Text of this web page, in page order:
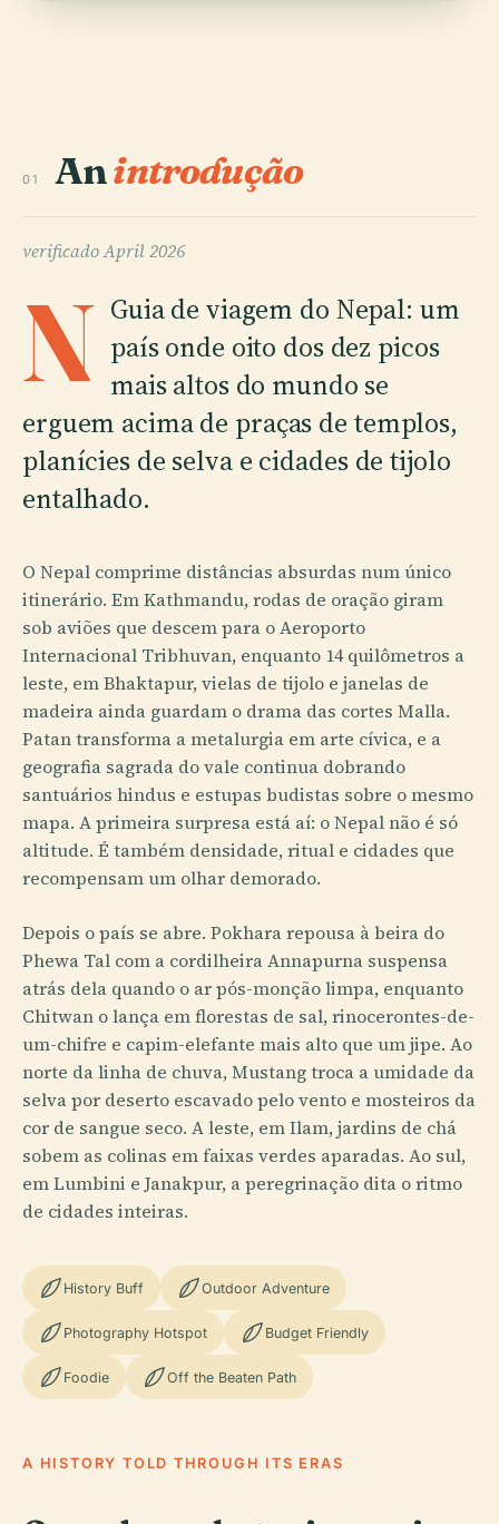
01 Anintrodução
verificadoApril 2026
N Guia de viagem do Nepal: um
país onde oito dos dez picos
mais altos do mundo se
erguem acima de praças de templos,
planícies de selva e cidades de tijolo
entalhado.
O Nepal comprime distâncias absurdas num único
itinerário. Em Kathmandu, rodas de oração giram
sob aviões que descem para o Aeroporto
Internacional Tribhuvan, enquanto 14 quilômetros a
leste, em Bhaktapur, vielas de tijolo e janelas de
madeira ainda guardam o drama das cortes Malla.
Patan transforma a metalurgia em arte cívica, e a
geografia sagrada do vale continua dobrando
santuários hindus e estupas budistas sobre o mesmo
mapa. A primeira surpresa está aí: o Nepal não é só
altitude. É também densidade, ritual e cidades que
recompensam um olhar demorado.
Depois o país se abre. Pokhara repousa à beira do
Phewa Tal com a cordilheira Annapurna suspensa
atrás dela quando o ar pós-monção limpa, enquanto
Chitwan o lança em florestas de sal, rinocerontes-de-
um-chifre e capim-elefante mais alto que um jipe. Ao
norte da linha de chuva, Mustang troca a umidade da
selva por deserto escavado pelo vento e mosteiros da
cor de sangue seco. A leste, em Ilam, jardins de chá
sobem as colinas em faixas verdes aparadas. Ao sul,
em Lumbini e Janakpur, a peregrinação dita o ritmo
de cidades inteiras.
History Buff Outdoor Adventure
Photography Hotspot Budget Friendly
Foodie Off the Beaten Path
A HISTORY TOLD THROUGH ITS ERAS